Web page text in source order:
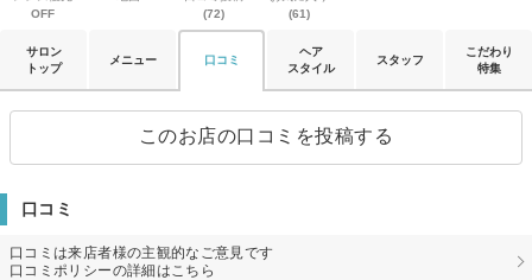
OFF
(72)
(61)
サロン
トップ
メニュー 口コミ
ヘア
スタイル
スタッフ
こだわり
特集
このお店の口コミを投稿する
口コミ
口コミは来店者様の主観的なご意見です
口コミポリシーの詳細はこちら